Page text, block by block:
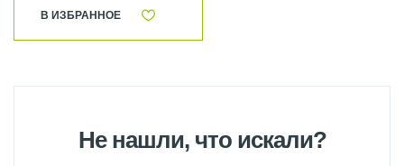
В ИЗБРАННОЕ
Не нашли, что искали?